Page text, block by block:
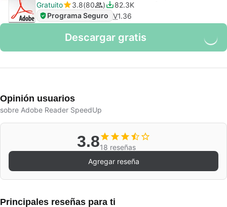
Gratuito
3.8 80
82.3K
Programa Seguro V1.36
Descargar gratis
Opinión usuarios
sobre Adobe Reader SpeedUp
3.818 reseñas
Agregar reseña
Principales reseñas para ti